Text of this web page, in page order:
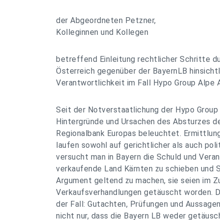
der Abgeordneten Petzner,
Kolleginnen und Kollegen
betreffend Einleitung rechtlicher Schritte
Österreich gegenüber der BayernLB
Verantwortlichkeit im Fall Hypo Group Alpe
Seit der Notverstaatlichung der Hypo
Hintergründe und Ursachen des Absturzes
Regionalbank Europas beleuchtet.
laufen sowohl auf gerichtlicher als auch
versucht man in Bayern die Schuld und
verkaufende Land Kärnten zu schieben und
Argument geltend zu machen, sie seien im
Verkaufsverhandlungen getäuscht worden.
der Fall: Gutachten, Prüfungen und
nicht nur, dass die Bayern LB weder